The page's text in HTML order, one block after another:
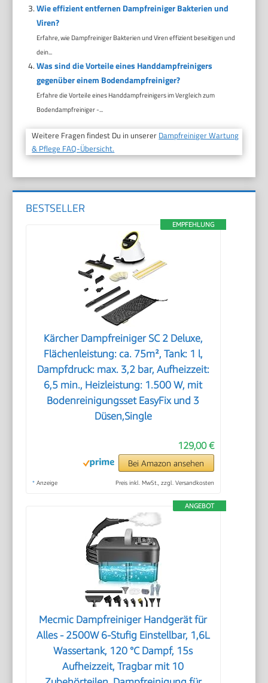
Wie effizient entfernen Dampfreiniger Bakterien und
Viren?
Erfahre, wie Dampfreiniger Bakterien und Viren effizient beseitigen und
dein...
Was sind die Vorteile eines Handdampfreinigers
gegenüber einem Bodendampfreiniger?
Erfahre die Vorteile eines Handdampfreinigers im Vergleich zum
Bodendampfreiniger -...
Weitere Fragen findest Du in unserer Dampfreiniger Wartung
& Pflege FAQ-Übersicht.
BESTSELLER
EMPFEHLUNG
Kärcher Dampfreiniger SC 2 Deluxe,
Flächenleistung: ca. 75m², Tank: 1 l,
Dampfdruck: max. 3,2 bar, Aufheizzeit:
6,5 min., Heizleistung: 1.500 W, mit
Bodenreinigungsset EasyFix und 3
Düsen,Single
129,00 €
Bei Amazon ansehen
* Anzeige Preis inkl. MwSt., zzgl. Versandkosten
ANGEBOT
Mecmic Dampfreiniger Handgerät für
Alles - 2500W 6-Stufig Einstellbar, 1,6L
Wassertank, 120 °C Dampf, 15s
Aufheizzeit, Tragbar mit 10